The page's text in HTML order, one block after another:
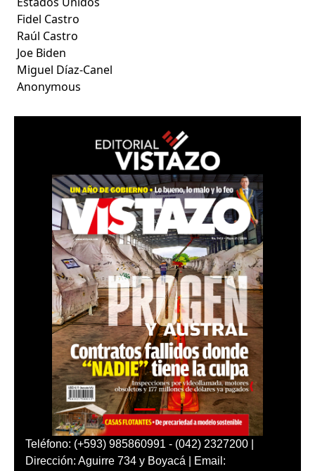
Fidel Castro
Raúl Castro
Joe Biden
Miguel Díaz-Canel
Anonymous
Teléfono: (+593) 985860991 - (042) 2327200 |
Dirección: Aguirre 734 y Boyacá | Email: